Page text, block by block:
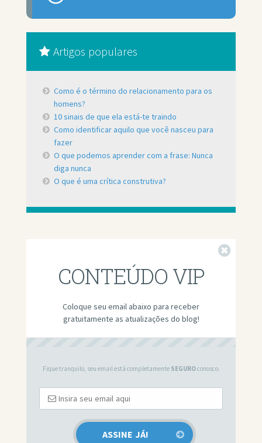
Artigos populares
Como é o término do relacionamento para os
homens?
10 sinais de que ela está-te traindo
Como identificar aquilo que você nasceu para
fazer
O que podemos aprender com a frase: Nunca
diga nunca
O que é uma crítica construtiva?
CONTEÚDO VIP
Coloque seu email abaixo para receber
gratuitamente as atualizações do blog!
Fique tranquilo, seu email está completamente SEGUROconosco.